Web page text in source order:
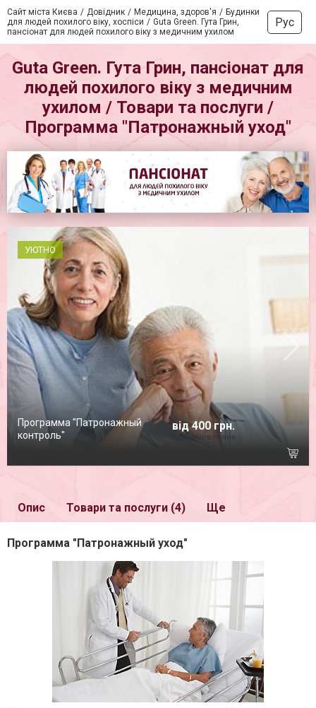
Сайт міста Києва Довідник Медицина, здоров'я
Будинки
для людей похилого віку, хоспіси
Guta Green. Гута Грин,
пансіонат для людей похилого віку з медичним ухилом
Рус
Guta Green. Гута Грин, пансіонат для
людей похилого віку з медичним
ухилом / Товари та послуги /
Программа "Патронажный уход"
УЮТНО
Программа "Патронажный
контроль"
від 400 грн.
Під замовлення
Опис Товари та послуги (4) Ще
Программа "Патронажный уход"